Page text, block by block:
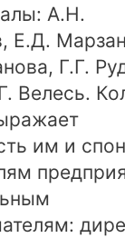
А.Н.
Е.Д.
Г.Г.
Велесь.
им и